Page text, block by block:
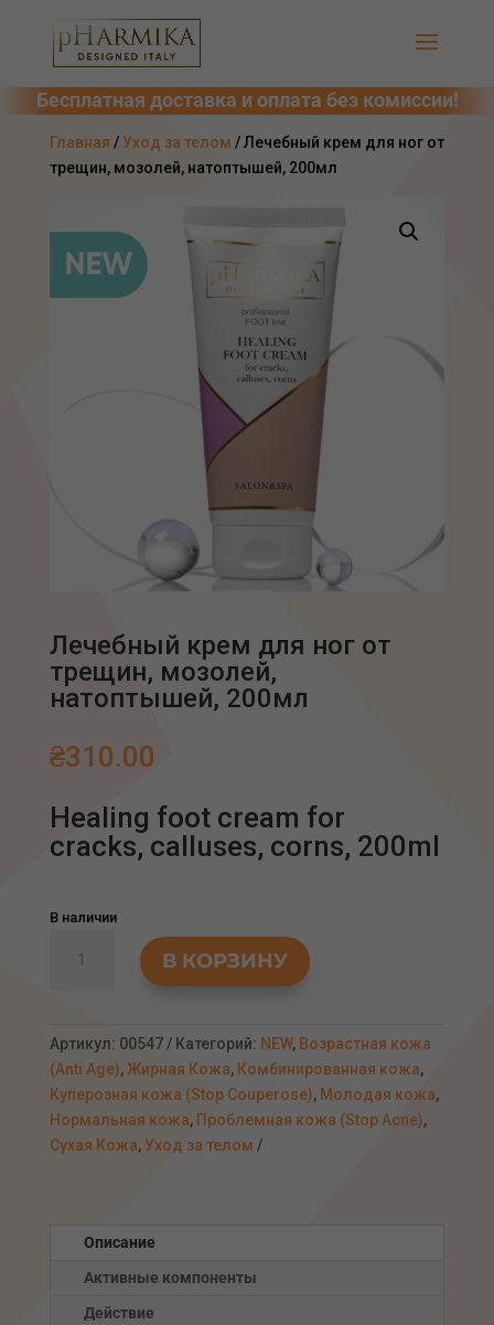
Главная / Уход за телом / Лечебный крем для ног от
трещин, мозолей, натоптышей, 200мл
Лечебный крем для ног от
трещин, мозолей,
натоптышей, 200мл
₴310.00
Healing foot cream for
cracks, calluses, corns, 200ml
В наличии
товара
для
ног
от
трещин,
мозолей,
В КОРЗИНУ
Артикул: 00547 Категорий: NEW, Возрастная кожа
(Anti Age),Жирная Кожа, Комбинированная кожа,
Куперозная кожа (Stop Couperose), Молодая кожа,
Нормальная кожа, Проблемная кожа (Stop Acne),
Сухая Кожа, Уход за телом
Описание
Активные компоненты
Действие